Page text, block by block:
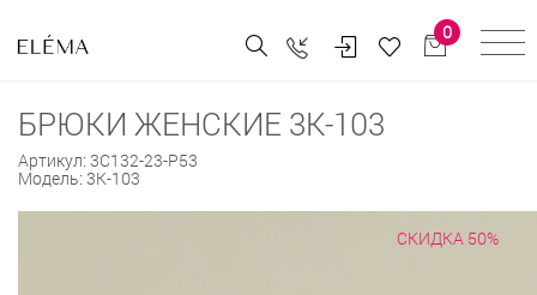
0
БРЮКИ ЖЕНСКИЕ 3К-103
Артикул: 3С132-23-Р53
Модель: 3К-103
СКИДКА 50%